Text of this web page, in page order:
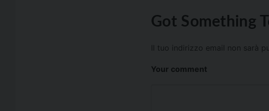
Got Something
Il tuo indirizzo email non sarà
Your comment